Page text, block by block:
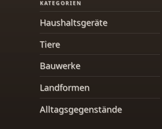
KATEGORIEN
Haushaltsgeräte
Tiere
Bauwerke
Landformen
Alltagsgegenstände